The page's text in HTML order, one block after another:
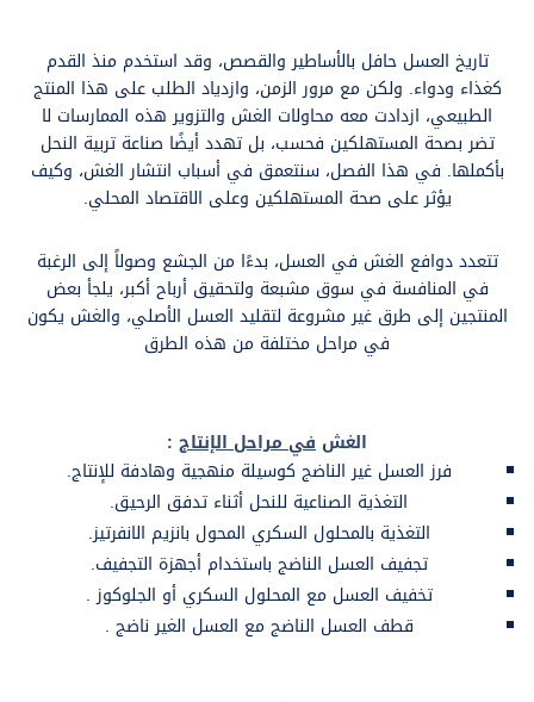
تاريخ العسل حافل بالأساطير والقصص، وقد استخدم منذ القدم
كغذاء ودواء. ولكن مع مرور الزمن، وازدياد الطلب على هذا المنتج
الطبيعي، ازدادت معه محاولات الغش والتزوير هذه الممارسات لا
تضر بصحة المستهلكين فحسب، بل تهدد أيضًا صناعة تربية النحل
بأكملها. في هذا الفصل، سنتعمق في أسباب انتشار الغش، وكيف
يؤثر على صحة المستهلكين وعلى الاقتصاد المحلي.
تتعدد دوافع الغش في العسل، بدءًا من الجشع وصولاً إلى الرغبة
في المنافسة في سوق مشبعة ولتحقيق أرباح أكبر، يلجأ بعض
المنتجين إلى طرق غير مشروعة لتقليد العسل الأصلي، والغش يكون
في مراحل مختلفة من هذه الطرق
الغش في مراحل الإنتاج :
فرز العسل غير الناضج كوسيلة منهجية وهادفة للإنتاج.
التغذية الصناعية للنحل أثناء تدفق الرحيق.
التغذية بالمحلول السكري المحول بانزيم الانفرتيز.
تجفيف العسل الناضج باستخدام أجهزة التجفيف.
تخفيف العسل مع المحلول السكري أو الجلوكوز .
قطف العسل الناضج مع العسل الغير ناضج .